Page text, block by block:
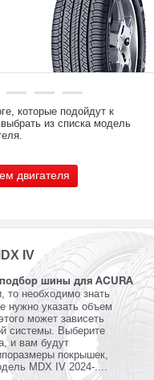
которые подойдут к
из списка модель
двигателя
IV
подбор шины для ACURA
то необходимо знать
нужно указать объем
может зависеть
системы. Выберите
и вам будут
покрышек,
MDX IV 2024-....